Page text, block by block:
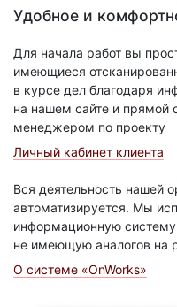
Удобное и
Для начала работ вы
имеющиеся
в курсе дел благодаря
на нашем сайте и прямой
менеджером по проекту
Личный кабинет клиента
Вся деятельность нашей
автоматизируется. Мы
информационную
не имеющую аналогов на
О системе «OnWorks»